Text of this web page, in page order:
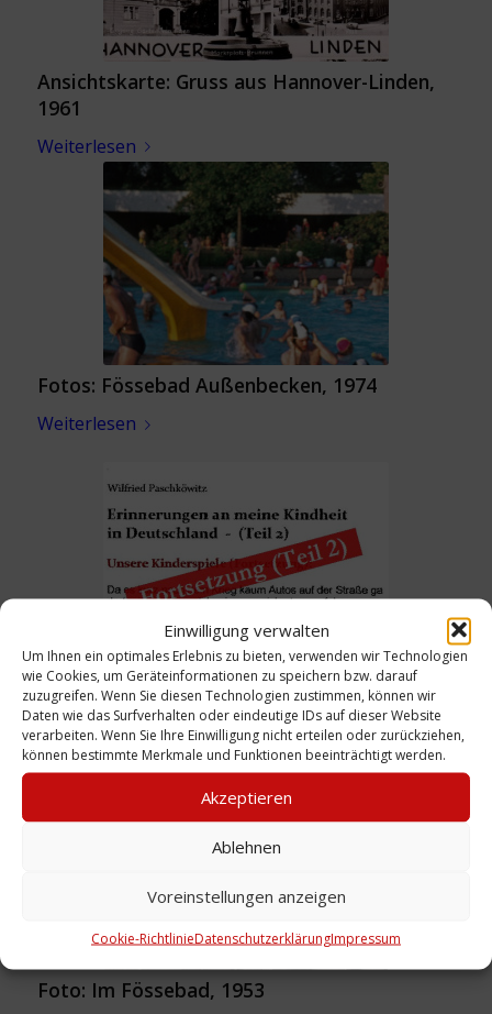
Einwilligung verwalten
Um Ihnen ein optimales Erlebnis zu bieten, verwenden wir Technologien
wie Cookies, um Geräteinformationen zu speichern bzw. darauf
zuzugreifen. Wenn Sie diesen Technologien zustimmen, können wir
Daten wie das Surfverhalten oder eindeutige IDs auf dieser Website
verarbeiten. Wenn Sie Ihre Einwilligung nicht erteilen oder zurückziehen,
können bestimmte Merkmale und Funktionen beeinträchtigt werden.
Akzeptieren
Ablehnen
Voreinstellungen anzeigen
Cookie-RichtlinieDatenschutzerklärungImpressum
Ansichtskarte: Gruss aus Hannover-Linden,
1961
Weiterlesen
Fotos: Fössebad Außenbecken, 1974
Weiterlesen
Erinnerungen: Wilfried Paschköwitz – Jugend
in Deutschland, ab 1955
Weiterlesen
Foto: Im Fössebad, 1953